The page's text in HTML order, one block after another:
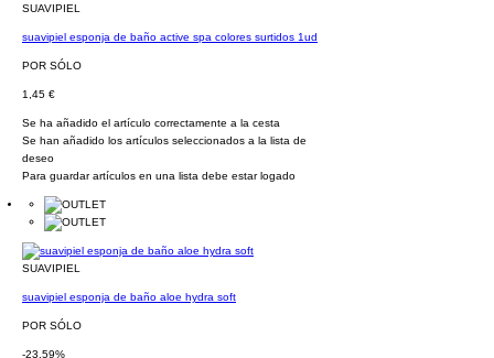
SUAVIPIEL
suavipiel esponja de baño active spa colores surtidos 1ud
POR SÓLO
1,45 €
Se ha añadido el artículo correctamente a la cesta
Se han añadido los artículos seleccionados a la lista de
deseo
Para guardar artículos en una lista debe estar logado
SUAVIPIEL
suavipiel esponja de baño aloe hydra soft
POR SÓLO
-23.59%